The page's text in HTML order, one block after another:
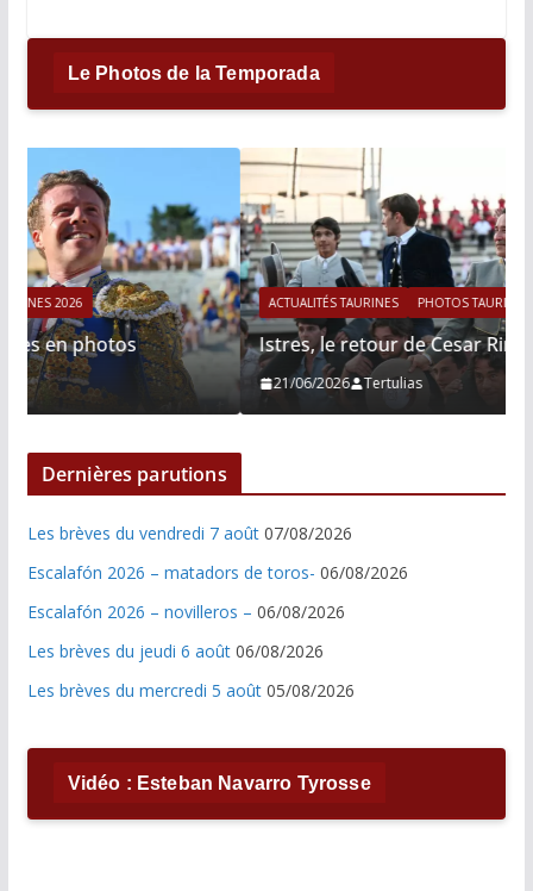
Le Photos de la Temporada
ACTUALITÉS TAURINES PHOTOS TAURINES 2026
Istres, le retour de Cesar Rincon en photos
21/06/2026 Tertulias
Dernières parutions
Les brèves du vendredi 7 août 07/08/2026
Escalafón 2026 – matadors de toros- 06/08/2026
Escalafón 2026 – novilleros – 06/08/2026
Les brèves du jeudi 6 août 06/08/2026
Les brèves du mercredi 5 août 05/08/2026
Vidéo : Esteban Navarro Tyrosse